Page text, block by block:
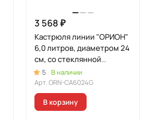
3 568 ₽
Кастрюля линии "ОРИОН"
6,0 литров, диаметром 24
см, со стеклянной
крышкой
5
В наличии
Арт.ORN-CA6024G
В корзину